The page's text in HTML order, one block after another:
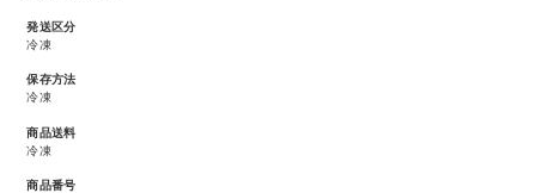
発送区分
冷凍
保存方法
冷凍
商品送料
冷凍
商品番号